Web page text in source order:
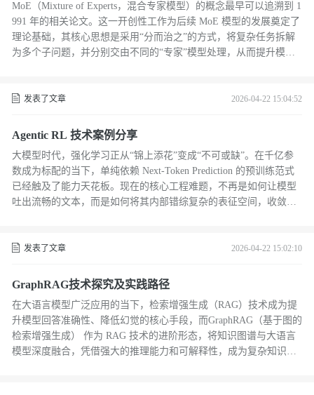
MoE（Mixture of Experts，混合专家模型）的概念最早可以追溯到 1
991 年的相关论文。这一开创性工作为后续 MoE 模型的发展奠定了
理论基础，其核心思想是采用“分而治之”的方式，将复杂任务拆解
为多个子问题，并分别交由不同的“专家”模型处理，从而提升模型
发表了文章 2026-04-22 15:04:52
Agentic RL 技术案例分享
大模型时代，强化学习正从“锦上添花”变成“不可或缺”。在千亿参
数成为标配的当下，单纯依赖 Next-Token Prediction 的预训练范式
已经触及了能力天花板。现在的核心工程难题，不再是如何让模型
吐出流畅的文本，而是如何将其内部错综复杂的表征空间，收敛到
率预测，升维成一种具备多步规划属性的系统决策。
发表了文章 2026-04-22 15:02:10
GraphRAG技术探究及实践路径
在大语言模型广泛应用的当下，检索增强生成（RAG）技术成为提
升模型回答准确性、降低幻觉的核心手段，而GraphRAG（基于图的
检索增强生成） 作为 RAG 技术的进阶形态，将知识图谱与大语言
模型深度融合，凭借强大的推理能力和可解释性，成为复杂知识问